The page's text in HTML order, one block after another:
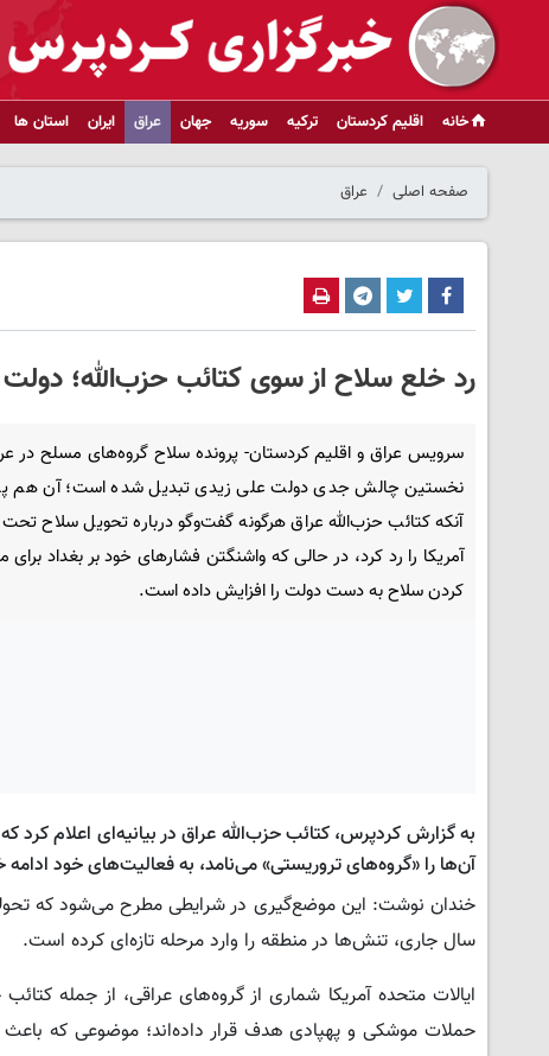
خانه اقلیم کردستان ترکیه سوریه جهان عراق ایران استان ها
صفحه اصلی عراق
رد خلع سلاح از سوی کتائب حزب‌الله؛
سرویس عراق و اقلیم کردستان- پرونده سلاح گروه‌های مسلح در
نخستین چالش جدی دولت علی زیدی تبدیل شده است؛ آن هم
آنکه کتائب حزب‌الله عراق هرگونه گفت‌وگو درباره تحویل سلاح
آمریکا را رد کرد، در حالی که واشنگتن فشارهای خود بر بغداد برای
کردن سلاح به دست دولت را افزایش داده است.
به گزارش کردپرس، کتائب حزب‌الله عراق در بیانیه‌ای اعلام کرد
آن‌ها را «گروه‌های تروریستی» می‌نامد، به فعالیت‌های خود ادامه
سال جاری، تنش‌ها در منطقه را وارد مرحله تازه‌ای کرده است.
ایالات متحده آمریکا شماری از گروه‌های عراقی، از جمله
حملات موشکی و پهپادی هدف قرار داده‌اند؛ موضوعی که